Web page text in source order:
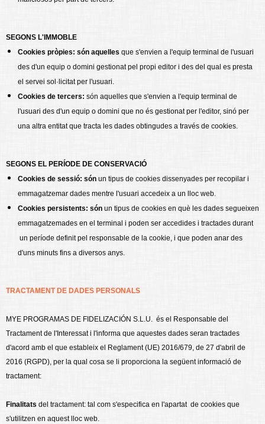
SEGONS L'IMMOBLE
Cookies pròpies: són aquelles que s'envien a l'equip terminal de l'usuari
des d'un equip o domini gestionat pel propi editor i des del qual es presta
el servei sol·licitat per l'usuari.
Cookies de tercers: són aquelles que s'envien a l'equip terminal de
l'usuari des d'un equip o domini que no és gestionat per l'editor, sinó per
una altra entitat que tracta les dades obtingudes a través de cookies.
SEGONS EL PERÍODE DE CONSERVACIÓ
Cookies de sessió: són un tipus de cookies dissenyades per recopilar i
emmagatzemar dades mentre l'usuari accedeix a un lloc web.
Cookies persistents: són un tipus de cookies en què les dades segueixen
emmagatzemades en el terminal i poden ser accedides i tractades durant
un període definit pel responsable de la cookie, i que poden anar des
d'uns minuts fins a diversos anys.
TRACTAMENT DE DADES PERSONALS
MYE PROGRAMAS DE FIDELIZACIÓN S.L.U. és el Responsable del
Tractament de l'Interessat i l'informa que aquestes dades seran tractades
d'acord amb el que estableix el Reglament (UE) 2016/679, de 27 d'abril de
2016 (RGPD), per la qual cosa se li proporciona la següent informació de
tractament:
Finalitats del tractament: tal com s'especifica en l'apartat de cookies que
s'utilitzen en aquest lloc web.